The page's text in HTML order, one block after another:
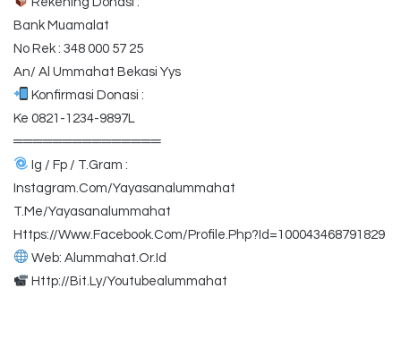
Bank Muamalat
No Rek : 348 000 57 25
An/ Al Ummahat Bekasi Yys
Konfirmasi Donasi :
Ke 0821-1234-9897L
═══════════════
Ig / Fp / T.Gram :
Instagram.Com/Yayasanalummahat
T.Me/Yayasanalummahat
Https://Www.Facebook.Com/Profile.Php?Id=100043468791829
Web: Alummahat.Or.Id
Http://Bit.Ly/Youtubealummahat